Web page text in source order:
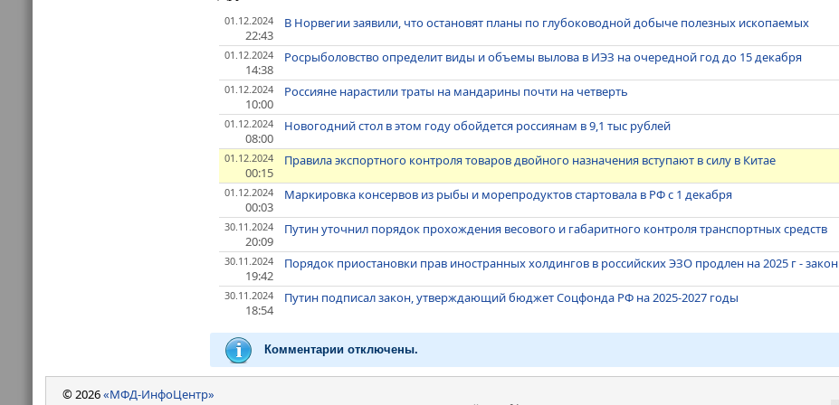
01.12.2024
22:43
В Норвегии заявили, что остановят планы по глубоководной добыче полезных ископаемых
01.12.2024
14:38
Росрыболовство определит виды и объемы вылова в ИЭЗ на очередной год до 15 декабря
01.12.2024
10:00
Россияне нарастили траты на мандарины почти на четверть
01.12.2024
08:00
Новогодний стол в этом году обойдется россиянам в 9,1 тыс рублей
01.12.2024
00:15
Правила экспортного контроля товаров двойного назначения вступают в силу в Китае
01.12.2024
00:03
Маркировка консервов из рыбы и морепродуктов стартовала в РФ с 1 декабря
30.11.2024
20:09
Путин уточнил порядок прохождения весового и габаритного контроля транспортных средств
30.11.2024
19:42
Порядок приостановки прав иностранных холдингов в российских ЭЗО продлен на 2025 г - закон
30.11.2024
18:54
Путин подписал закон, утверждающий бюджет Соцфонда РФ на 2025-2027 годы
Комментарии отключены.
© 2026«МФД-ИнфоЦентр»